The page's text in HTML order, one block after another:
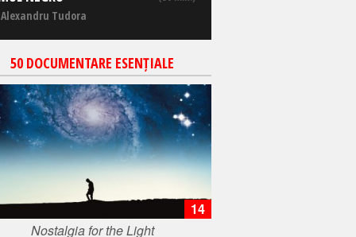
Tudora
50 DOCUMENTARE ESENȚIALE
Nostalgia for the Light
14